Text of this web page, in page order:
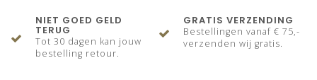
NIET GOED GELD
TERUG
Tot 30 dagen kan jouw
bestelling retour.
GRATIS VERZENDING
Bestellingen vanaf € 75,-
verzenden wij gratis.